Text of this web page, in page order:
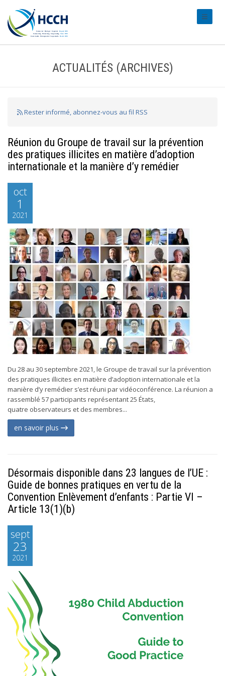
ACTUALITÉS (ARCHIVES)
Rester informé, abonnez-vous au fil RSS
Réunion du Groupe de travail sur la prévention
des pratiques illicites en matière d’adoption
internationale et la manière d’y remédier
oct
1
2021
Du 28 au 30 septembre 2021, le Groupe de travail sur la prévention
des pratiques illicites en matière d’adoption internationale et la
manière d’y remédier s’est réuni par vidéoconférence. La réunion a
rassemblé 57 participants représentant 25 États,
quatre observateurs et des membres...
en savoir plus
Désormais disponible dans 23 langues de l’UE :
Guide de bonnes pratiques en vertu de la
Convention Enlèvement d’enfants : Partie VI –
Article 13(1)(b)
sept
23
2021